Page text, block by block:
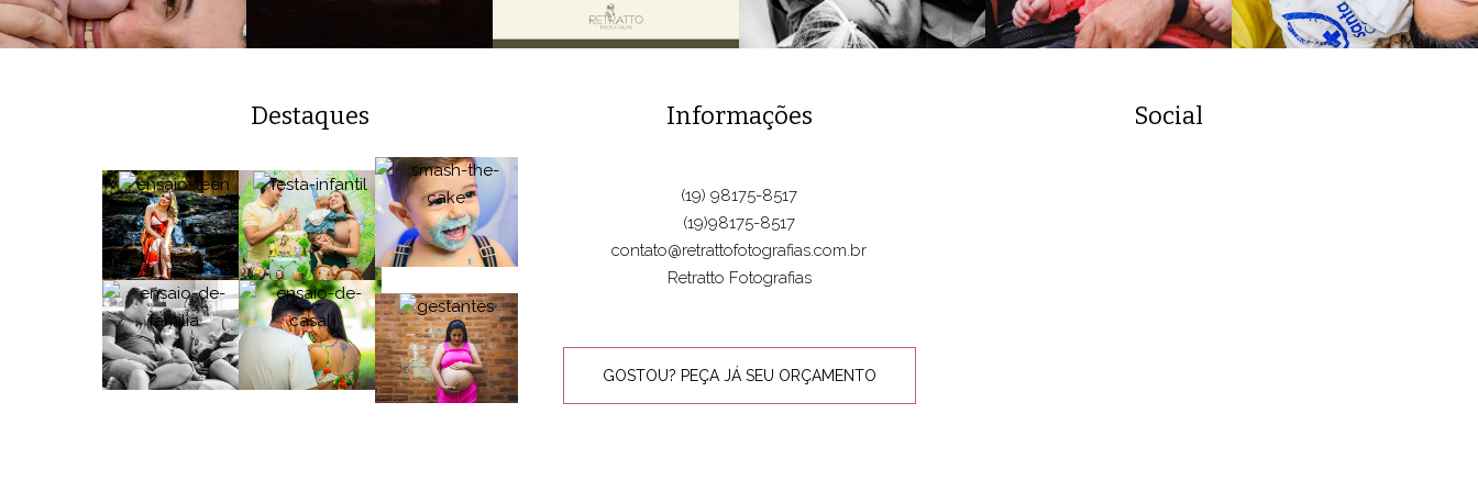
Destaques Informações
(19) 98175-8517
(19)98175-8517
contato@retrattofotografias.com.br
Retratto Fotografias
GOSTOU? PEÇA JÁ SEU ORÇAMENTO
Social